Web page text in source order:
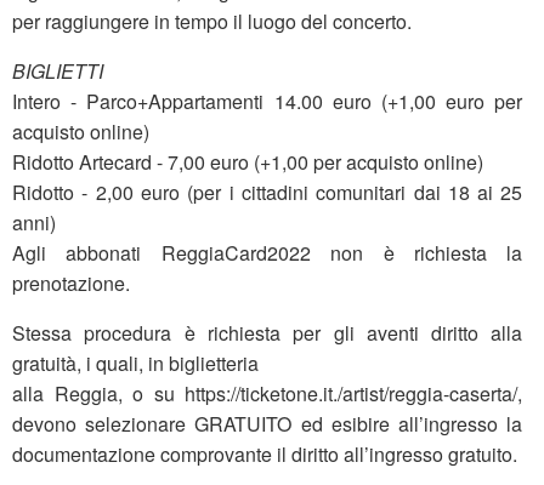
per raggiungere in tempo il luogo del concerto.
BIGLIETTI
Intero - Parco+Appartamenti 14.00 euro (+1,00 euro per
acquisto online)
Ridotto Artecard - 7,00 euro (+1,00 per acquisto online)
Ridotto - 2,00 euro (per i cittadini comunitari dai 18 ai 25
anni)
Agli abbonati ReggiaCard2022 non è richiesta la
prenotazione.
Stessa procedura è richiesta per gli aventi diritto alla
gratuità, i quali, in biglietteria
alla Reggia, o su https://ticketone.it./artist/reggia-caserta/,
devono selezionare GRATUITO ed esibire all’ingresso la
documentazione comprovante il diritto all’ingresso gratuito.